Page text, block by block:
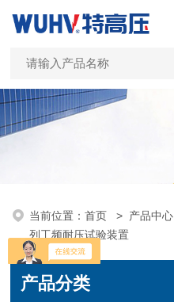
当前位置：首页 > 产品中心
列工频耐压试验装置
产品分类